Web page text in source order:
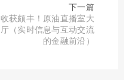
下一篇
收获颇丰！原油直播室大
厅（实时信息与互动交流
的金融前沿）